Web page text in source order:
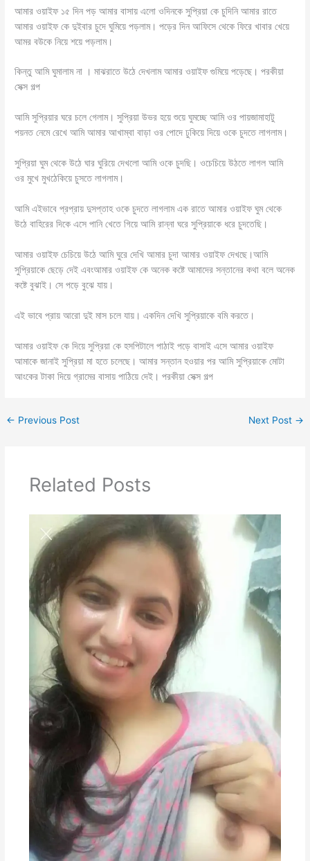
আমার ওয়াইফ ১৫ দিন পড় আমার বাসায় এলো ওদিনকে সুপ্রিয়া কে চুদিনি আমার রাতে
আমার ওয়াইফ কে দুইবার চুদে ঘুমিয়ে পড়লাম। পড়ের দিন আফিসে থেকে ফিরে খাবার খেয়ে
আমর বউকে নিয়ে শয়ে পড়লাম।
কিন্তু আমি ঘুমালাম না । মাঝরাতে উঠে দেখলাম আমার ওয়াইফ গুমিয়ে পড়েছে। পরকীয়া
সেক্স গল্প
আমি সুপ্রিয়ার ঘরে চলে গেলাম। সুপ্রিয়া উভর হয়ে শুয়ে ঘুমচ্ছে আমি ওর পায়জামাহাটু
পয়নত নেমে রেখে আমি আমার আখাম্বা বাড়া ওর পোদে ঢুকিয়ে দিয়ে ওকে চুদতে লাগলাম।
সুপ্রিয়া ঘুম থেকে উঠে ঘার ঘুরিয়ে দেখলো আমি ওকে চুদছি। ওচেচিয়ে উঠতে লাগল আমি
ওর মুখে মুখঠেকিয়ে চুসতে লাগলাম।
আমি এইভাবে প্রপ্রায় দুসপ্তাহ ওকে চুদতে লাগলাম এক রাতে আমার ওয়াইফ ঘুম থেকে
উঠে বাহিরের দিকে এসে পানি খেতে গিয়ে আমি রান্না ঘরে সুপ্রিয়াকে ধরে চুদতেছি।
আমার ওয়াইফ চেচিয়ে উঠে আমি ঘুরে দেখি আমার চুদা আমার ওয়াইফ দেখছে।আমি
সুপ্রিয়াকে ছেড়ে দেই এবংআমার ওয়াইফ কে অনেক কষ্টে আমাদের সন্তানের কথা বলে অনেক
কষ্টে বুঝাই। সে পড়ে বুঝে যায়।
এই ভাবে প্রায় আরো দুই মাস চলে যায়। একদিন দেখি সুপ্রিয়াকে বমি করতে।
আমার ওয়াইফ কে দিয়ে সুপ্রিয়া কে হসপিটালে পাঠাই পড়ে বাসাই এসে আমার ওয়াইফ
আমাকে জানাই সুপ্রিয়া মা হতে চলেছে। আমার সন্তান হওয়ার পর আমি সুপ্রিয়াকে মোটা
আংকের টাকা দিয়ে গ্রামের বাসায় পাঠিয়ে দেই। পরকীয়া সেক্স গল্প
← Previous Post Next Post →
Related Posts